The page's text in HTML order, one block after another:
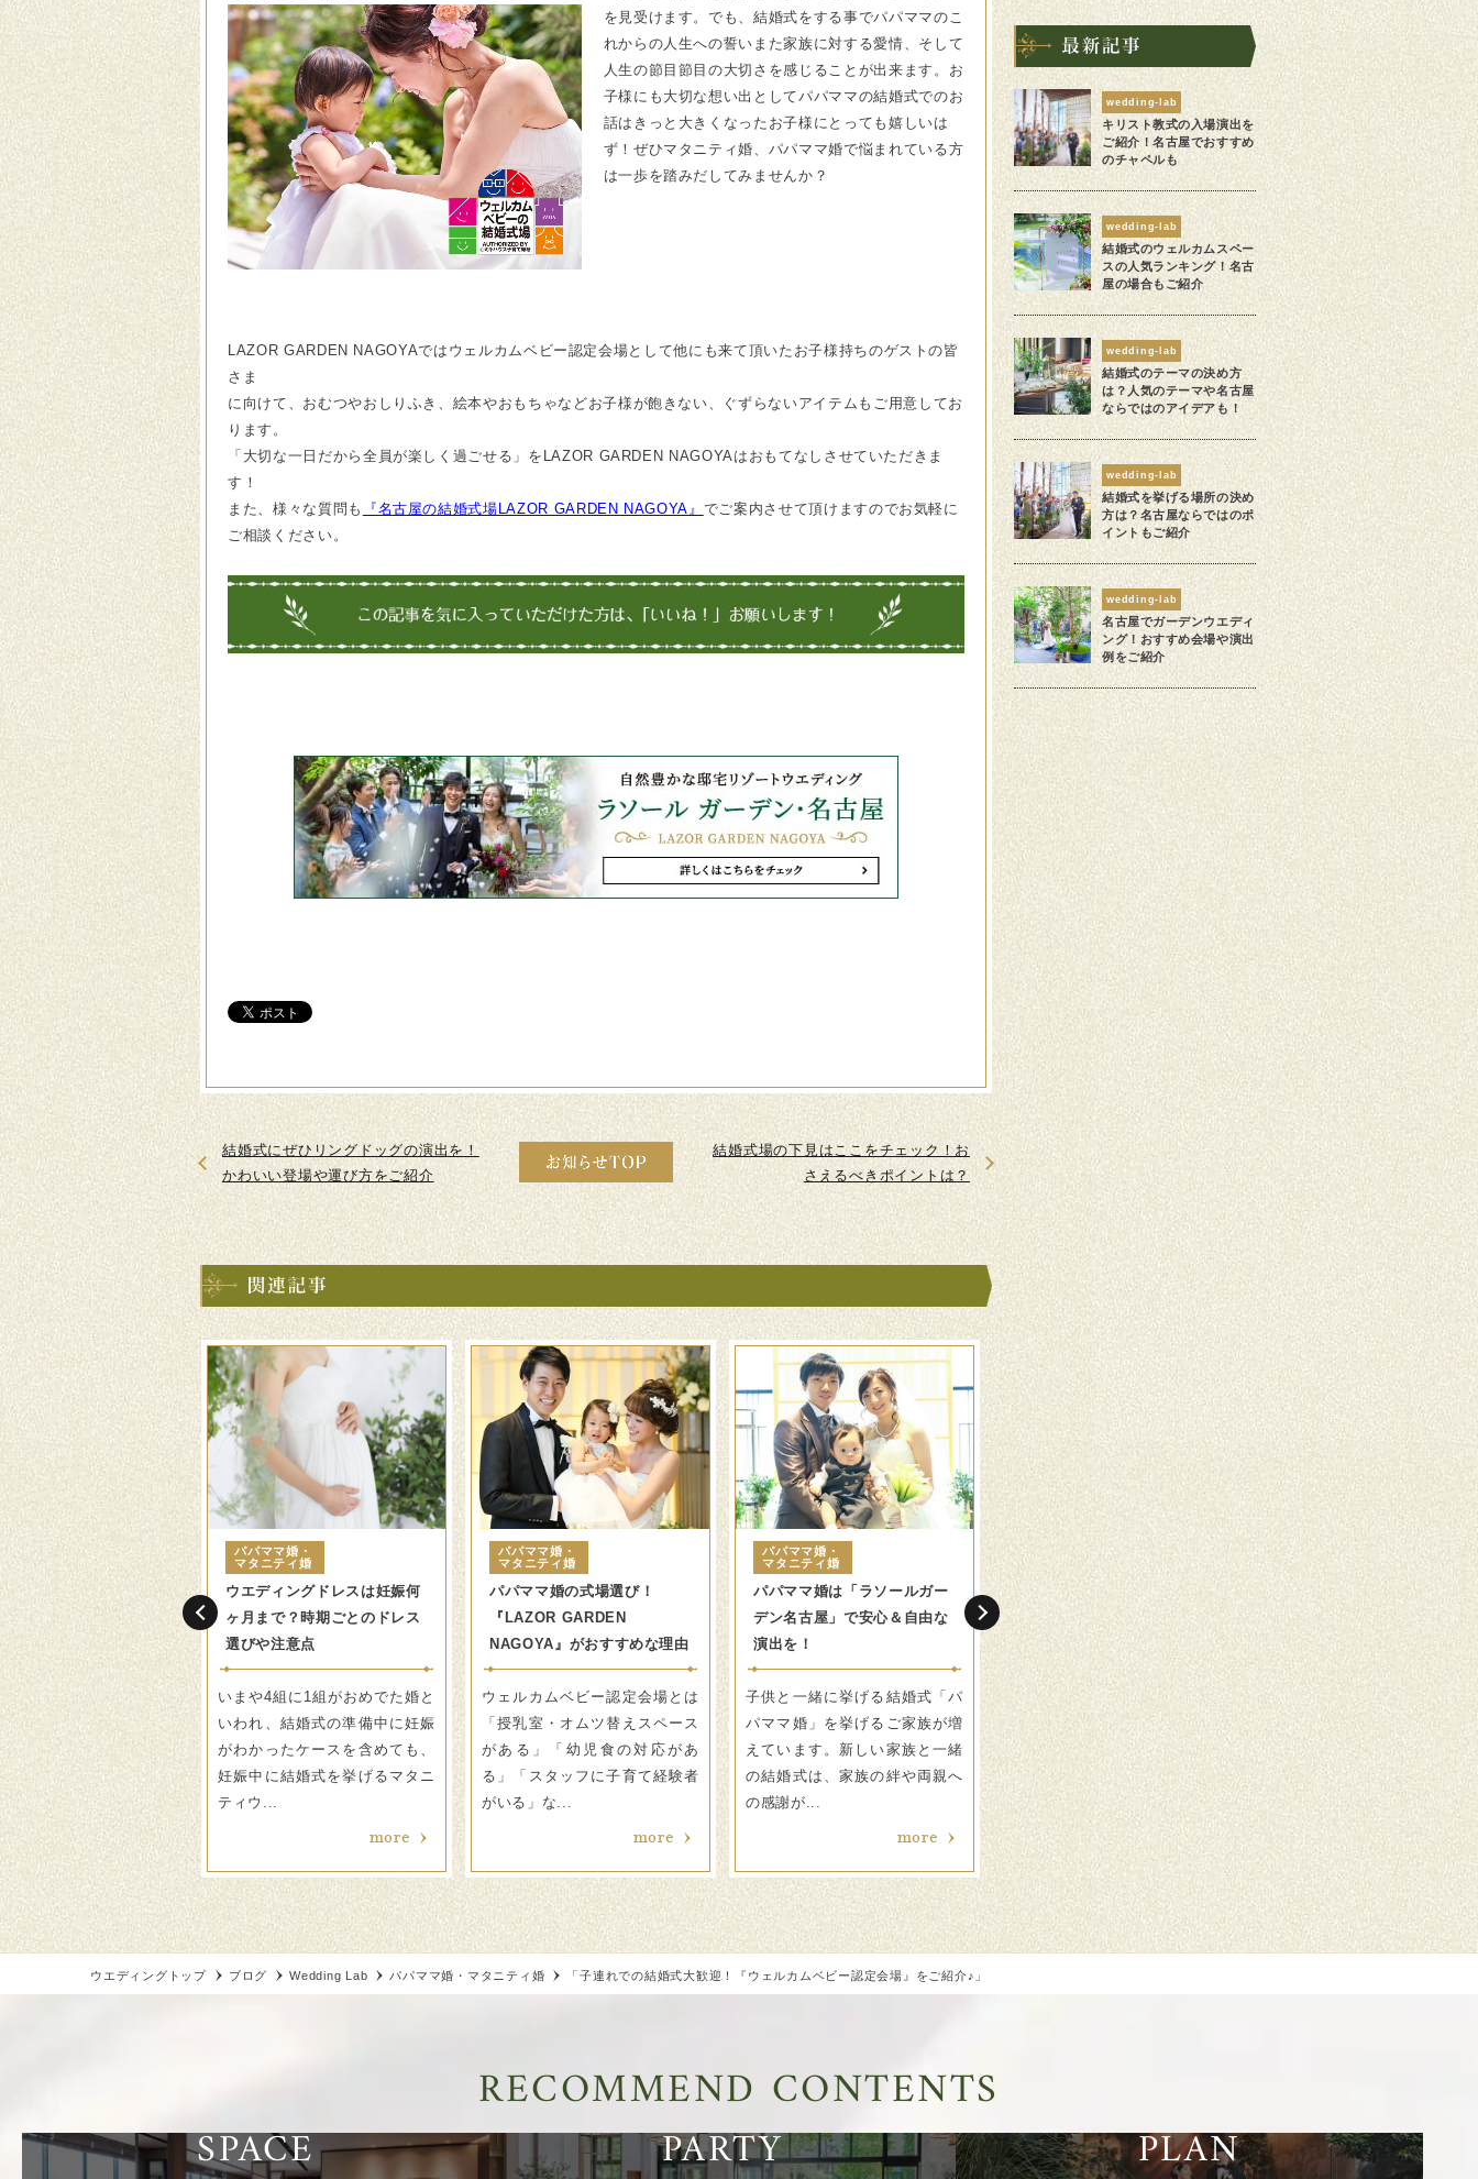
を見受けます。でも、結婚式をする事でパパママのこ
れからの人生への誓いまた家族に対する愛情、そして
人生の節目節目の大切さを感じることが出来ます。お
子様にも大切な想い出としてパパママの結婚式でのお
話はきっと大きくなったお子様にとっても嬉しいは
ず！ぜひマタニティ婚、パパママ婚で悩まれている方
は一歩を踏みだしてみませんか？
LAZOR GARDEN NAGOYAではウェルカムベビー認定会場として他にも来て頂いたお子様持ちのゲストの皆
さま
に向けて、おむつやおしりふき、絵本やおもちゃなどお子様が飽きない、ぐずらないアイテムもご用意してお
ります。
「大切な一日だから全員が楽しく過ごせる」をLAZOR GARDEN NAGOYAはおもてなしさせていただきま
す！
また、様々な質問も
『名古屋の結婚式場LAZOR GARDEN NAGOYA』 でご案内させて頂けますのでお気軽に
ご相談ください。
結婚式にぜひリングドッグの演出を！
かわいい登場や運び方をご紹介
結婚式場の下見はここをチェック！お
さえるべきポイントは？
マ婚・
ティ婚
妊婦さんでも結婚式は
？気をつけたいポイン
準備は結婚が決まって
式を挙げるまで、一般
1年程度かかることが
その間におめでた！」
more
パパママ婚・
マタニティ婚
ウエディングドレスは妊娠何
ヶ月まで？時期ごとのドレス
選びや注意点
いまや4組に1組がおめでた婚と
いわれ、結婚式の準備中に妊娠
がわかったケースを含めても、
妊娠中に結婚式を挙げるマタニ
ティウ...
more
パパママ婚・
マタニティ婚
パパママ婚の式場選び！
『LAZOR GARDEN
NAGOYA』がおすすめな理由
ウェルカムベビー認定会場とは
「授乳室・オムツ替えスペース
がある」「幼児食の対応があ
る」「スタッフに子育て経験者
がいる」な...
more
パパママ婚・
マタニティ婚
パパママ婚は「ラソールガー
デン名古屋」で安心＆自由な
演出を！
子供と一緒に挙げる結婚式「パ
パママ婚」を挙げるご家族が増
えています。新しい家族と一緒
の結婚式は、家族の絆や両親へ
の感謝が...
more
マタニティ婚
「ラソールガーデン名古屋」
でマタニティ婚！その魅力と
妊娠中だけど憧れのウェディン
グを叶えたい！」近年、マタニ
ティ婚はそう珍しいことではあ
りません。 ラソールガーデン名
古屋で...
more
パパママ婚・
マタニティ婚
想い出のチャペルでマタニテ
ィフォトを撮影しませんか？
こんにちは。カメラマンの
です。 今回は、先日撮影を
させていただいた「マタニ
フォト」についておとどけ
す！ ...
more
wedding-lab
キリスト教式の入場演出を
ご紹介！名古屋でおすすめ
のチャペルも
wedding-lab
結婚式のウェルカムスペー
スの人気ランキング！名古
屋の場合もご紹介
wedding-lab
結婚式のテーマの決め方
は？人気のテーマや名古屋
ならではのアイデアも！
wedding-lab
結婚式を挙げる場所の決め
方は？名古屋ならではのポ
イントもご紹介
wedding-lab
名古屋でガーデンウエディ
ング！おすすめ会場や演出
例をご紹介
ウエディングトップ ブログ Wedding Lab パパママ婚・マタニティ婚 「子連れでの結婚式大歓迎！『ウェルカムベビー認定会場』をご紹介♪」
RECOMMEND CONTENTS